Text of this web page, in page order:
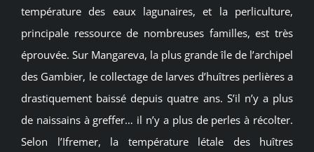
température des eaux lagunaires, et la perliculture,
principale ressource de nombreuses familles, est très
éprouvée. Sur Mangareva, la plus grande île de l’archipel
des Gambier, le collectage de larves d’huîtres perlières a
drastiquement baissé depuis quatre ans. S’il n’y a plus
de naissains à greffer… il n’y a plus de perles à récolter.
Selon l’Ifremer, la température létale des huîtres